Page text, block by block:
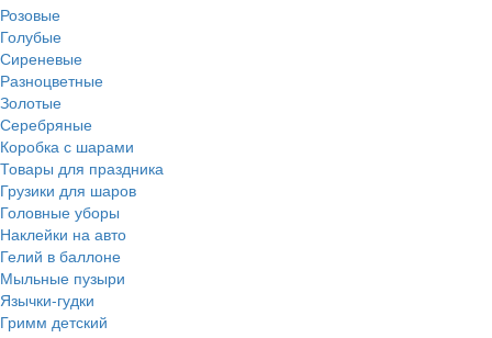
Розовые
Голубые
Сиреневые
Разноцветные
Золотые
Серебряные
Коробка с шарами
Товары для праздника
Грузики для шаров
Головные уборы
Наклейки на авто
Гелий в баллоне
Мыльные пузыри
Язычки-гудки
Гримм детский